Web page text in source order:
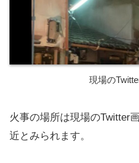
現場の
火事の場所は現場のTwitter
近とみられます。